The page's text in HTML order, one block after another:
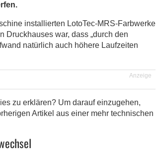
installierten LotoTec-MRS-Farbwerke
Druckhauses war, dass „durch den
natürlich auch höhere Laufzeiten
Anzeige
zu erklären? Um darauf einzugehen,
Artikel aus einer mehr technischen